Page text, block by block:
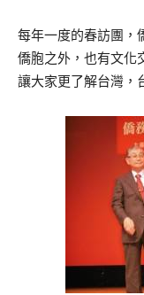
每年一度的春訪團，
僑胞之外，也有文化
讓大家更了解台灣，